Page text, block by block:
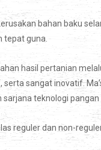
bahan baku
tepat guna.
hasil pertanian
sangat inovatif.
teknologi
reguler dan non-